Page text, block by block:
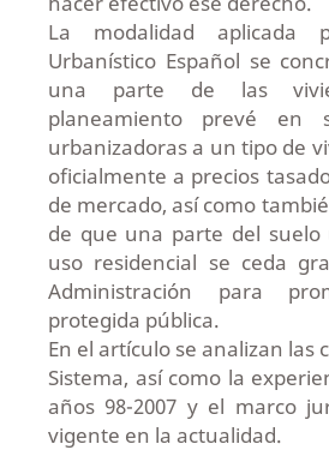
La modalidad aplicada
Urbanístico Español se
una parte de las
planeamiento prevé en
urbanizadoras a un tipo de
oficialmente a precios
de mercado, así como
de que una parte del suelo
uso residencial se ceda
Administración para
protegida pública.
En el artículo se analizan las
Sistema, así como la
años 98-2007 y el marco
vigente en la actualidad.